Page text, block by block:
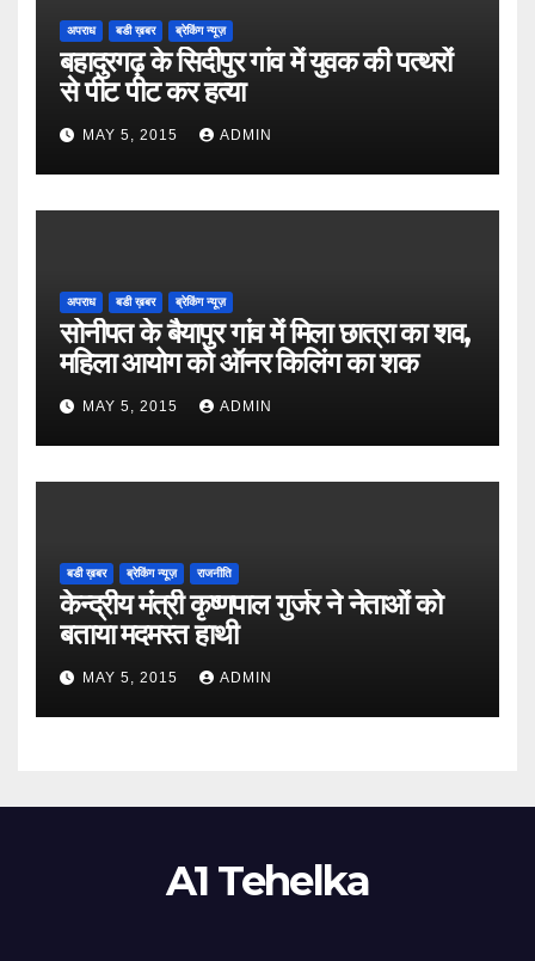
अपराध बडी ख़बर ब्रेकिंग न्यूज़
बहादुरगढ़ के सिदीपुर गांव में युवक की पत्थरों
से पीट पीट कर हत्या
MAY 5, 2015 ADMIN
अपराध बडी ख़बर ब्रेकिंग न्यूज़
सोनीपत के बैयापुर गांव में मिला छात्रा का शव,
महिला आयोग को ऑनर किलिंग का शक
MAY 5, 2015 ADMIN
बडी ख़बर ब्रेकिंग न्यूज़ राजनीति
केन्द्रीय मंत्री कृष्णपाल गुर्जर ने नेताओं को
बताया मदमस्त हाथी
MAY 5, 2015 ADMIN
A1 Tehelka